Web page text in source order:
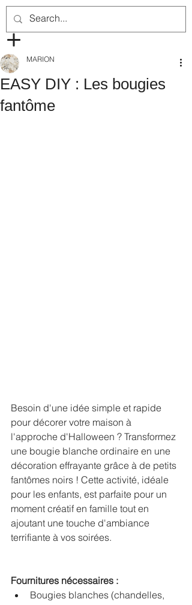
EASY DIY : Les bougies
fantôme
MARION
Besoin d'une idée simple et rapide
pour décorer votre maison à
l'approche d'Halloween ? Transformez
une bougie blanche ordinaire en une
décoration effrayante grâce à de petits
fantômes noirs ! Cette activité, idéale
pour les enfants, est parfaite pour un
moment créatif en famille tout en
ajoutant une touche d'ambiance
terrifiante à vos soirées.
Fournitures nécessaires :
Bougies blanches (chandelles,